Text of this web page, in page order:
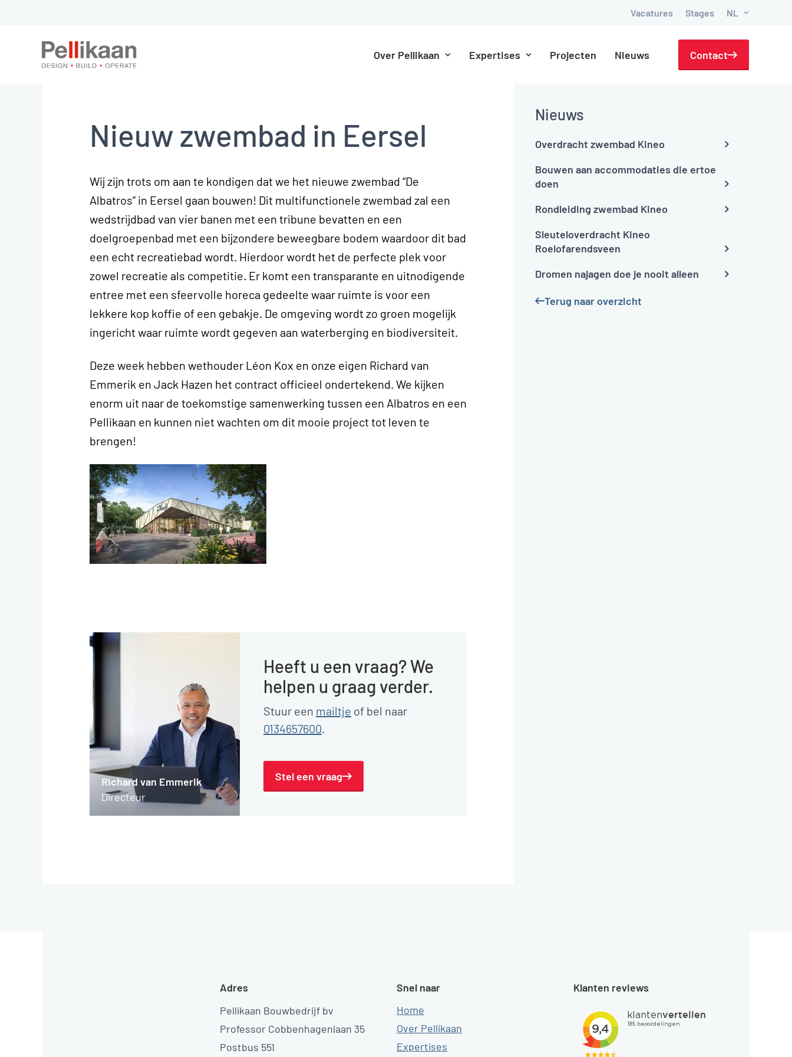
Vacatures Stages NL
Over Pellikaan Expertises Projecten Nieuws Contact
Nieuws
Overdracht zwembad Kineo
Bouwen aan accommodaties die ertoe
doen
Rondleiding zwembad Kineo
Sleuteloverdracht Kineo
Roelofarendsveen
Dromen najagen doe je nooit alleen
Terug naar overzicht
Nieuw zwembad in Eersel
Wij zijn trots om aan te kondigen dat we het nieuwe zwembad “De
Albatros” in Eersel gaan bouwen! Dit multifunctionele zwembad zal een
wedstrijdbad van vier banen met een tribune bevatten en een
doelgroepenbad met een bijzondere beweegbare bodem waardoor dit bad
een echt recreatiebad wordt. Hierdoor wordt het de perfecte plek voor
zowel recreatie als competitie. Er komt een transparante en uitnodigende
entree met een sfeervolle horeca gedeelte waar ruimte is voor een
lekkere kop koffie of een gebakje. De omgeving wordt zo groen mogelijk
ingericht waar ruimte wordt gegeven aan waterberging en biodiversiteit.
Deze week hebben wethouder Léon Kox en onze eigen Richard van
Emmerik en Jack Hazen het contract officieel ondertekend. We kijken
enorm uit naar de toekomstige samenwerking tussen een Albatros en een
Pellikaan en kunnen niet wachten om dit mooie project tot leven te
brengen!
Richard van Emmerik
Directeur
Heeft u een vraag? We
helpen u graag verder.
Stuur een mailtje of bel naar
0134657600.
Stel een vraag
Adres
Pellikaan Bouwbedrijf bv
Professor Cobbenhagenlaan 35
Postbus 551
Snel naar
Home
Over Pellikaan
Expertises
Klanten reviews